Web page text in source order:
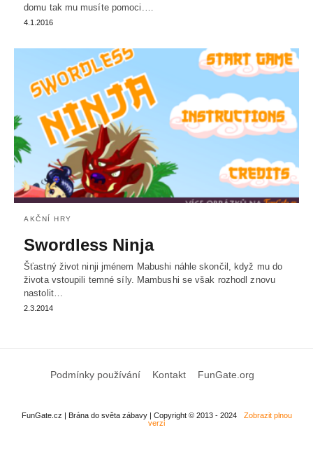
domu tak mu musíte pomoci.…
4.1.2016
AKČNÍ HRY
Swordless Ninja
Šťastný život ninji jménem Mabushi náhle skončil, když mu do
života vstoupili temné síly. Mambushi se však rozhodl znovu
nastolit…
2.3.2014
Podmínky používání Kontakt FunGate.org
FunGate.cz | Brána do světa zábavy | Copyright © 2013 - 2024
Zobrazit plnou
verzi